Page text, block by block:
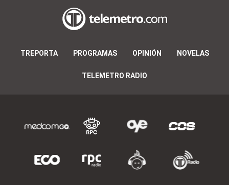
TREPORTA PROGRAMAS OPINIÓN NOVELAS
TELEMETRO RADIO